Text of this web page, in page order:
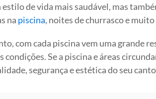
estilo de vida mais saudável, mas
na piscina, noites de churrasco e muito
com cada piscina vem uma grande
condições. Se a piscina e áreas
segurança e estética do seu